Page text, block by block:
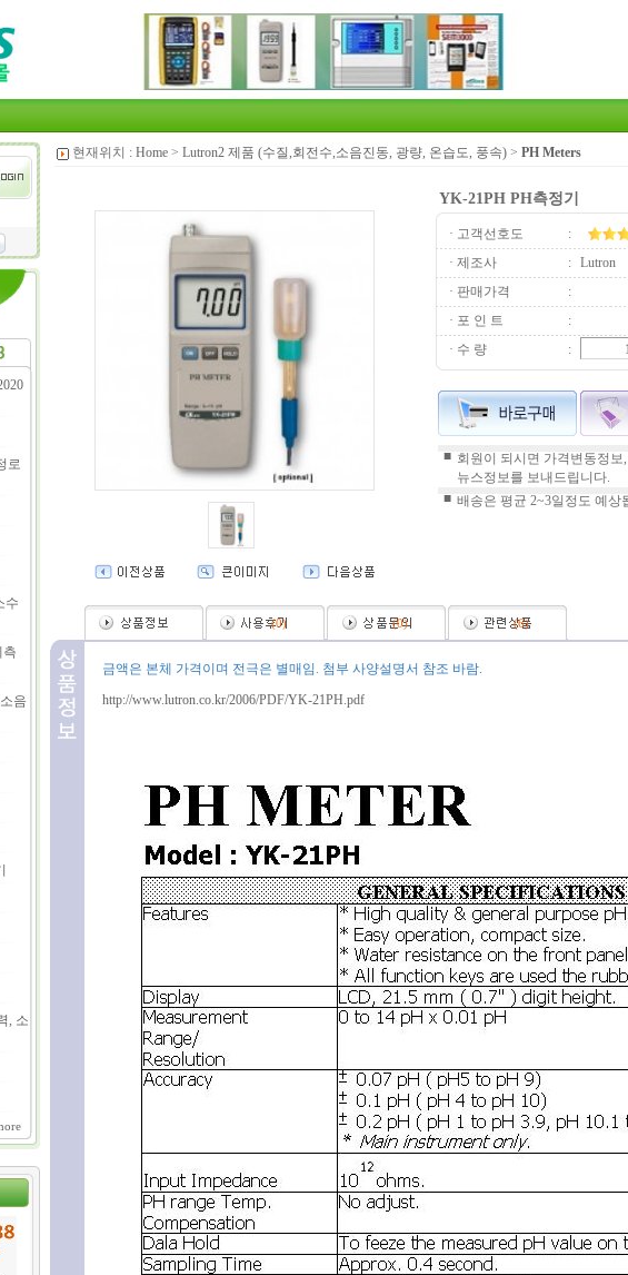
로
수
측
음
, 소
현재위치 : Home > Lutron2 제품 (수질,회전수,소음진동, 광량, 온습도, 풍속) > PH Meters
YK-21PH PH측정기
· 고객선호도
:
· 제조사
:
Lutron
· 판매가격
:
· 포 인 트
:
· 수 량
:
■ 회원이 되시면 가격변동정
뉴스정보를 보내드립니다.
■ 배송은 평균 2~3일정도 예상
(0) (0) (6)
금액은 본체 가격이며 전극은 별매임. 첨부 사양설명서 참조 바람.
http://www.lutron.co.kr/2006/PDF/YK-21PH.pdf